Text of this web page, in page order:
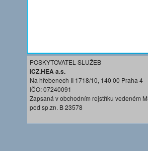
POSKYTOVATEL SLUŽEB
ICZ.HEA a.s.
Na hřebenech II 1718/10, 140 00 Praha 4
IČO: 07240091
Zapsaná v obchodním rejstříku vedeném
pod sp.zn. B 23578